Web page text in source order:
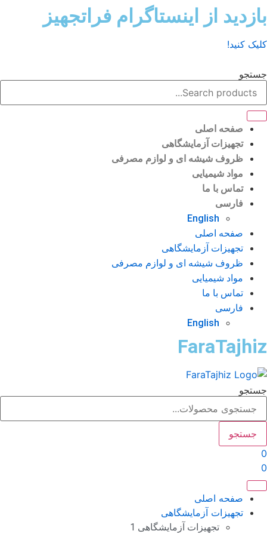
از اینستاگرام فراتجهیز
کنید!
صفحه اصلی
تجهیزات آزمایشگاهی
ظروف شیشه ای و لوازم مصرفی
مواد شیمیایی
تماس با ما
فارسی
English
صفحه اصلی
تجهیزات آزمایشگاهی
ظروف شیشه ای و لوازم مصرفی
مواد شیمیایی
تماس با ما
فارسی
English
جستجو
صفحه اصلی
تجهیزات آزمایشگاهی
تجهیزات آزمایشگاهی 1